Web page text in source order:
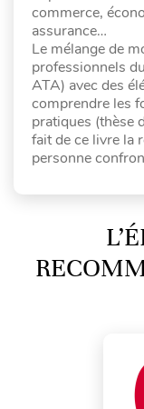
commerce,
assurance…
Le mélange de
professionnels
ATA) avec des
comprendre les
pratiques (thèse
fait de ce livre la
personne